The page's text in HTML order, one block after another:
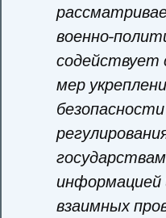
военно-
содействует
мер
информацией
взаимных